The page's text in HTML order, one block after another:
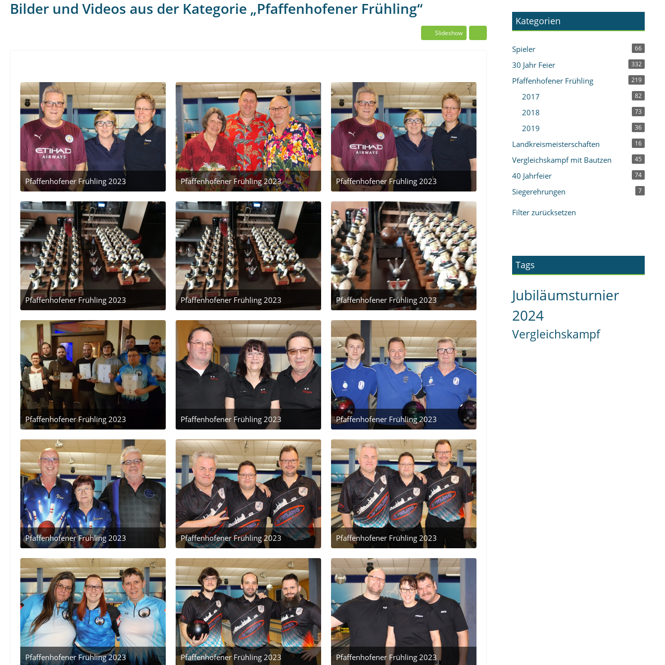
Bilder und Videos aus der Kategorie „Pfaffenhofener Frühling“
Slideshow
Pfaffenhofener Frühling 2023
24. März 2023 um 22:28
Pfaffenhofener Frühling 2023
24. März 2023 um 22:28
Pfaffenhofener Frühling 2023
24. März 2023 um 22:28
Pfaffenhofener Frühling 2023
24. März 2023 um 22:28
Pfaffenhofener Frühling 2023
24. März 2023 um 22:28
Pfaffenhofener Frühling 2023
24. März 2023 um 22:28
Pfaffenhofener Frühling 2023
24. März 2023 um 22:28
Pfaffenhofener Frühling 2023
24. März 2023 um 22:28
Pfaffenhofener Frühling 2023
24. März 2023 um 22:26
Pfaffenhofener Frühling 2023
24. März 2023 um 22:26
Pfaffenhofener Frühling 2023
24. März 2023 um 22:26
Pfaffenhofener Frühling 2023
24. März 2023 um 22:26
Pfaffenhofener Frühling 2023 Pfaffenhofener Frühling 2023 Pfaffenhofener Frühling 2023
Kategorien
Spieler 66
30 Jahr Feier 332
Pfaffenhofener Frühling 219
2017 82
2018 73
2019 36
Landkreismeisterschaften 16
Vergleichskampf mit Bautzen 45
40 Jahrfeier 74
Siegerehrungen 7
Filter zurücksetzen
Tags
Jubiläumsturnier
2024
Vergleichskampf